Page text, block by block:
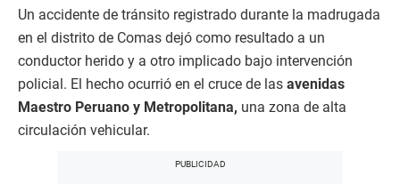
Un accidente de tránsito registrado durante la madrugada
en el distrito de Comas dejó como resultado a un
conductor herido y a otro implicado bajo intervención
policial. El hecho ocurrió en el cruce de las avenidas
Maestro Peruano y Metropolitana, una zona de alta
circulación vehicular.